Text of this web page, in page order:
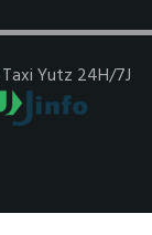
Yutz 24H/7J